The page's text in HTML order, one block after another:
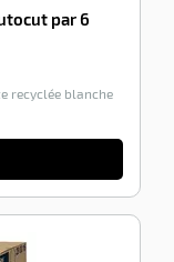
par 6
recyclée blanche